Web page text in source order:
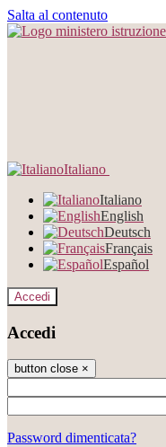
Salta al contenuto
Italiano
Italiano
English
Deutsch
Français
Español
Accedi
Accedi
button close ×
Password dimenticata?